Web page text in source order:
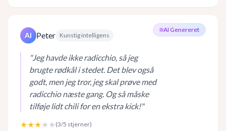
AI Genereret
AI Peter Kunstig intelligens
"Jeg havde ikke radicchio, så jeg
brugte rødkål i stedet. Det blev også
godt, men jeg tror, jeg skal prøve med
radicchio næste gang. Og så måske
tilføje lidt chili for en ekstra kick!"
★★★★★ (3/5 stjerner)